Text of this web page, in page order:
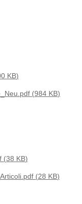
KB
984 KB
38 KB
28 KB